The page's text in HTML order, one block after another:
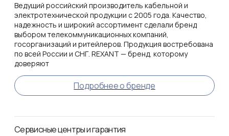
Ведущий российский производитель кабельной и
электротехнической продукции с 2005 года. Качество,
надежность и широкий ассортимент сделали бренд
выбором телекоммуникационных компаний,
госорганизаций и ритейлеров. Продукция востребована
по всей России и СНГ. REXANT — бренд, которому
доверяют
Подробнее о бренде
Сервисные центры и гарантия